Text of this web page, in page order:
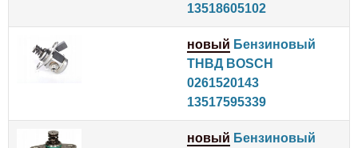
13518605102
новый Бензиновый
ТНВД BOSCH
0261520143
13517595339
новый Бензиновый